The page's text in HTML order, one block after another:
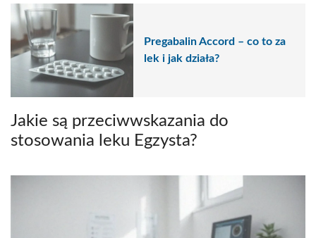
Pregabalin Accord – co to za
lek i jak działa?
Jakie są przeciwwskazania do
stosowania leku Egzysta?